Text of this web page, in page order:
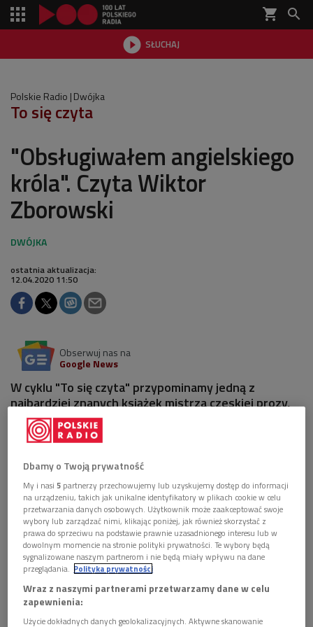
shopping_cart 
 SŁUCHAJ

Polskie Radio Dwójka
To się czyta
"Obsługiwałem angielskiego
króla". Czyta Wiktor
Zborowski
ostatnia aktualizacja:
12.04.2020 11:50
Obserwuj nas na
Google News
W cyklu "To się czyta" przypominamy jedną z
najbardziej znanych książek mistrza czeskiej prozy,
Bohumila Hrabala. "Obsługiwałem angielskiego króla"
w przekładzie Jana Stachowskiego zabrzmi na
antenie Dwójki w znakomitej interpretacji Wiktora
Zborowskiego.
Dbamy o Twoją prywatność
My i nasi5 partnerzy przechowujemy lub uzyskujemy dostęp do informacji
na urządzeniu, takich jak unikalne identyfikatory w plikach cookie w celu
przetwarzania danych osobowych. Użytkownik może zaakceptować swoje
wybory lub zarządzać nimi, klikając poniżej, jak również skorzystać z
prawa do sprzeciwu na podstawie prawnie uzasadnionego interesu lub w
dowolnym momencie na stronie polityki prywatności. Te wybory będą
sygnalizowane naszym partnerom i nie będą miały wpływu na dane
przeglądania. Polityka prywatności
Wraz z naszymi partnerami przetwarzamy dane w celu
zapewnienia:
Użycie dokładnych danych geolokalizacyjnych. Aktywne skanowanie